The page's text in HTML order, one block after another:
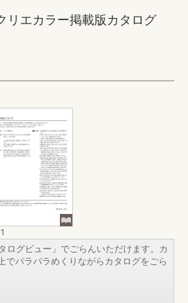
リエカラー掲載版カタログ
ログビュー」でごらんいただけます。カ
でパラパラめくりながらカタログをごら